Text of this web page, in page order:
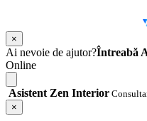
×
Ai nevoie de ajutor?Întreabă
Online
Asistent Zen Interior
×